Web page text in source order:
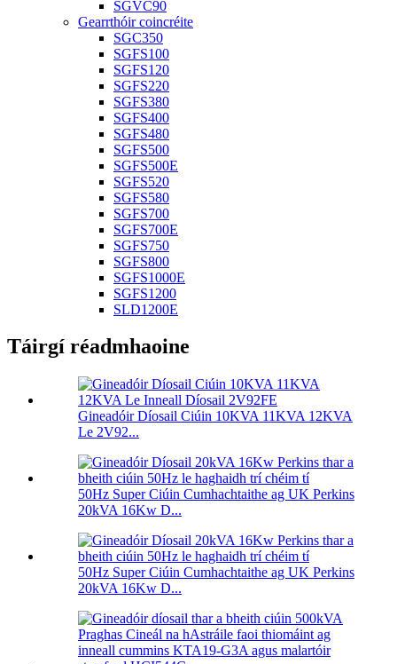
SGVC90
Gearrthóir coincréite
SGC350
SGFS100
SGFS120
SGFS220
SGFS380
SGFS400
SGFS480
SGFS500
SGFS500E
SGFS520
SGFS580
SGFS700
SGFS700E
SGFS750
SGFS800
SGFS1000E
SGFS1200
SLD1200E
Táirgí réadmhaoine
Gineadóir Díosail Ciúin 10KVA 11KVA 12KVA
Le 2V92...
50Hz Super Ciúin Cumhachtaithe ag UK Perkins
20kVA 16Kw D...
50Hz Super Ciúin Cumhachtaithe ag UK Perkins
20kVA 16Kw D...